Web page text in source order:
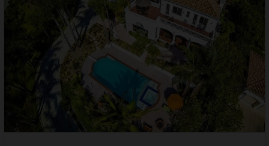
ÜBER UNS
Costa Blanca
DENIA
Kontakt